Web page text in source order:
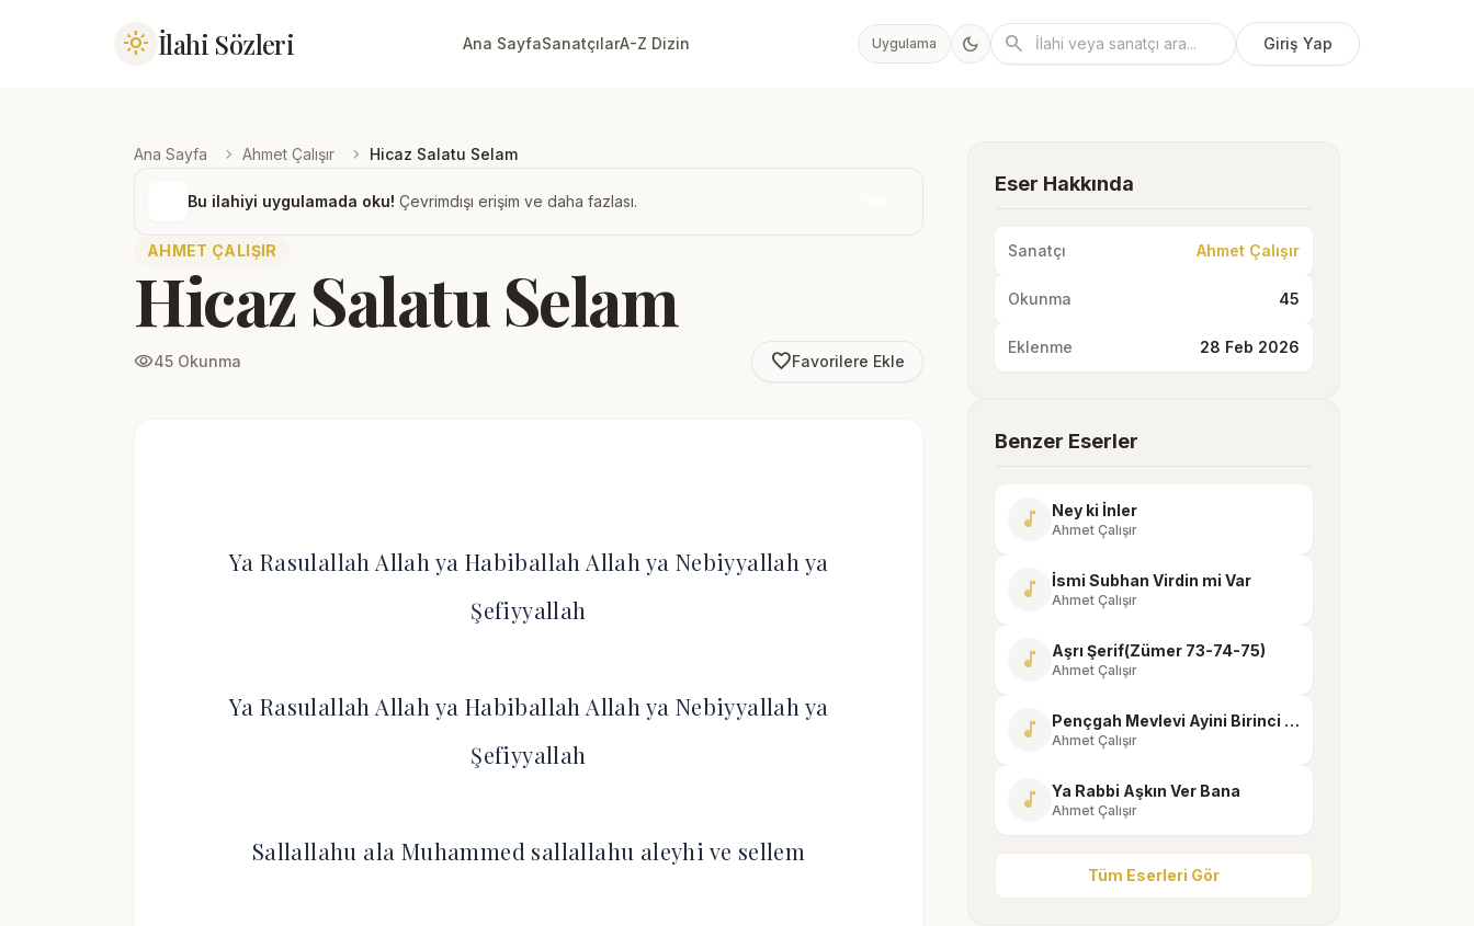
light_mode İlahi Sözleri Ana SayfaSanatçılarA-Z Dizin Uygulama dark_mode search Giriş Yap
Ana Sayfa chevron_right Ahmet Çalışır chevron_right Hicaz Salatu Selam
Bu ilahiyi uygulamada oku! Çevrimdışı erişim ve daha fazlası.
AHMET ÇALIŞIR
Hicaz Salatu Selam
visibility45 Okunma favorite_borderFavorilere Ekle
Ya Rasulallah Allah ya Habiballah Allah ya Nebiyyallah ya
Şefiyyallah
Ya Rasulallah Allah ya Habiballah Allah ya Nebiyyallah ya
Şefiyyallah
Sallallahu ala Muhammed sallallahu aleyhi ve sellem
Eser Hakkında
Sanatçı Ahmet Çalışır
Okunma 45
Eklenme 28 Feb 2026
Benzer Eserler
music_note Ney ki İnler
Ahmet Çalışır
music_note İsmi Subhan Virdin mi Var
Ahmet Çalışır
music_note Aşrı Şerif(Zümer 73-74-75)
Ahmet Çalışır
music_note Pençgah Mevlevi Ayini Birinci Selam
Ahmet Çalışır
music_note Ya Rabbi Aşkın Ver Bana
Ahmet Çalışır
Tüm Eserleri Gör